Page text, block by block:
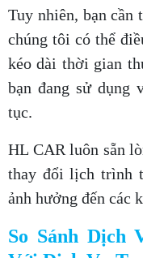
Tuy nhiên, bạn cần
chúng tôi có thể
kéo dài thời gian
bạn đang sử dụng
tục.
HL CAR luôn sẵn
thay đổi lịch trình
ảnh hưởng đến các
So Sánh Dịch